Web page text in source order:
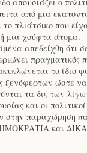
από μια
το πλιάτσικο που
μια χούφτα άτομα.
απεδείχθη ότι
πραγματικός
το ίδιο
ξενόφερτων ώστε να
τα δις των
και οι
στην παραχώρηση
και